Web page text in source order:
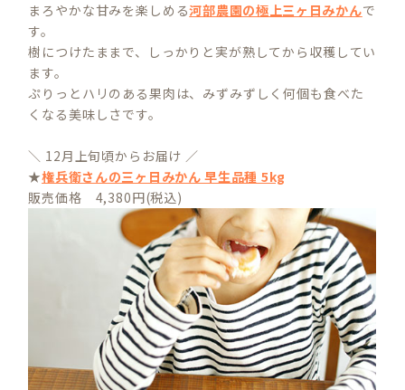
まろやかな甘みを楽しめる河部農園の極上三ヶ日みかんで
す。
樹につけたままで、しっかりと実が熟してから収穫してい
ます。
ぷりっとハリのある果肉は、みずみずしく何個も食べた
くなる美味しさです。
＼ 12月上旬頃からお届け ／
★権兵衛さんの三ヶ日みかん 早生品種 5kg
販売価格 4,380円(税込)